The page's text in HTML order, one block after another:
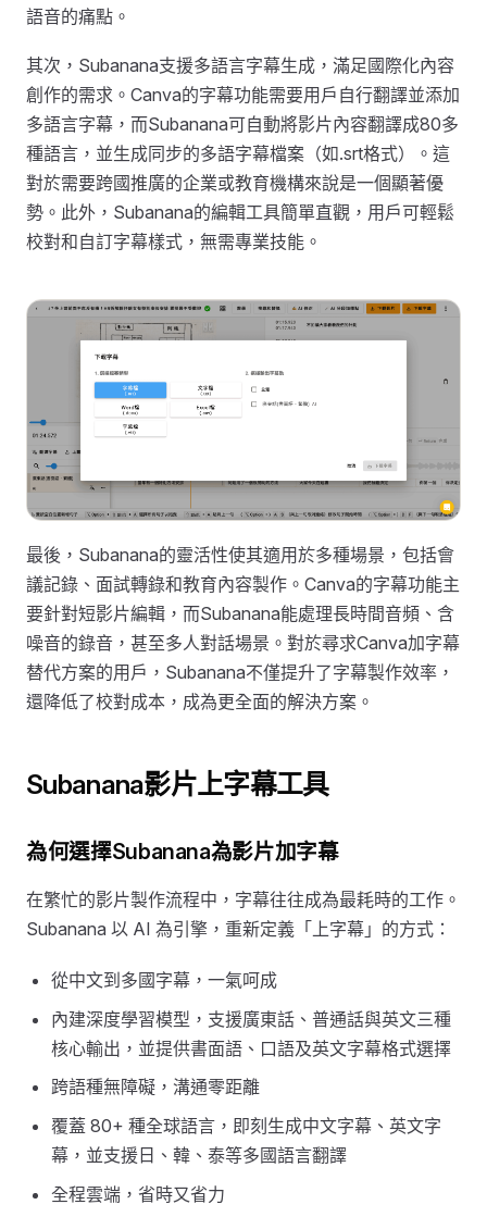
語音的痛點。
其次，Subanana支援多語言字幕生成，滿足國際化內容
創作的需求。Canva的字幕功能需要用戶自行翻譯並添加
多語言字幕，而Subanana可自動將影片內容翻譯成80多
種語言，並生成同步的多語字幕檔案（如.srt格式）。這
對於需要跨國推廣的企業或教育機構來說是一個顯著優
勢。此外，Subanana的編輯工具簡單直觀，用戶可輕鬆
校對和自訂字幕樣式，無需專業技能。
最後，Subanana的靈活性使其適用於多種場景，包括會
議記錄、面試轉錄和教育內容製作。Canva的字幕功能主
要針對短影片編輯，而Subanana能處理長時間音頻、含
噪音的錄音，甚至多人對話場景。對於尋求Canva加字幕
替代方案的用戶，Subanana不僅提升了字幕製作效率，
還降低了校對成本，成為更全面的解決方案。
Subanana影片上字幕工具
為何選擇Subanana為影片加字幕
在繁忙的影片製作流程中，字幕往往成為最耗時的工作。
Subanana 以 AI 為引擎，重新定義「上字幕」的方式：
從中文到多國字幕，一氣呵成
內建深度學習模型，支援廣東話、普通話與英文三種
核心輸出，並提供書面語、口語及英文字幕格式選擇
跨語種無障礙，溝通零距離
覆蓋 80+ 種全球語言，即刻生成中文字幕、英文字
幕，並支援日、韓、泰等多國語言翻譯
全程雲端，省時又省力